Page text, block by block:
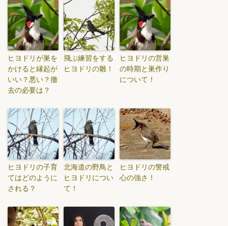
ヒヨドリが巣を
かけると縁起が
いい？悪い？撤
去の必要は？
飛ぶ練習をする
ヒヨドリの雛！
ヒヨドリの営巣
の時期と巣作り
について！
ヒヨドリの子育
てはどのように
される？
北海道の野鳥と
ヒヨドリについ
て！
ヒヨドリの警戒
心の強さ！